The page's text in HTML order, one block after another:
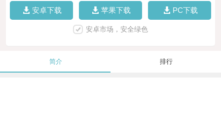
安卓下载 苹果下载 PC下载
安卓市场，安全绿色
简介 排行